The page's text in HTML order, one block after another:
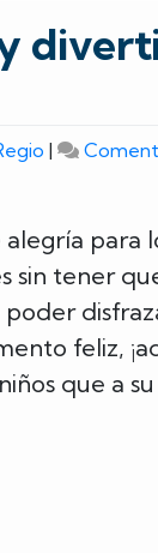
|
para
sin tener
feliz,
que a